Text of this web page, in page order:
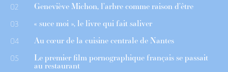
02 Geneviève Michon, l’arbre comme raison d’être
03 « suce moi », le livre qui fait saliver
04 Au cœur de la cuisine centrale de Nantes
05 Le premier film pornographique français se passait
au restaurant